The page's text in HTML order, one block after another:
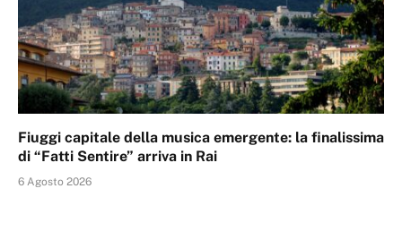
Fiuggi capitale della musica emergente: la finalissima
di “Fatti Sentire” arriva in Rai
6 Agosto 2026